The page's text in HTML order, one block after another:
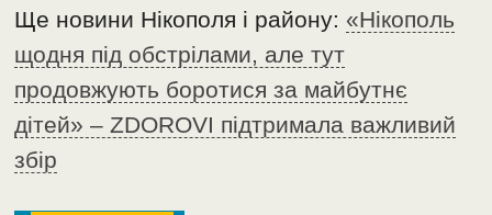
Ще новини Нікополя і району:«Нікополь
щодня під обстрілами, але тут
продовжують боротися за майбутнє
дітей» – ZDOROVI підтримала важливий
збір